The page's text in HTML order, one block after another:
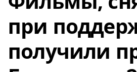
при
получили